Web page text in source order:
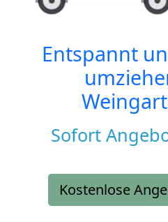
Entspannt
Sofort
Kostenlose